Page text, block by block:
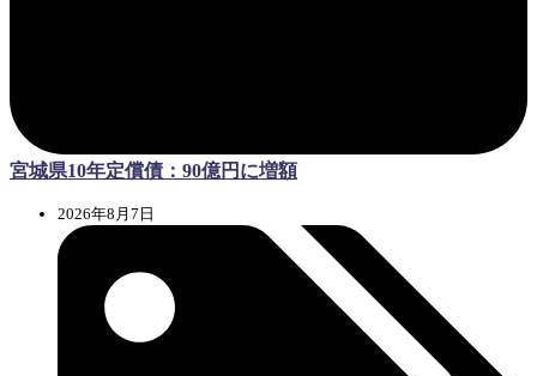
宮城県10年定償債：90億円に増額
2026年8月7日